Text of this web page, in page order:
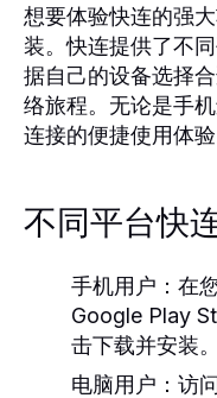
想要体验快连的强
装。快连提供了不
据自己的设备选择
络旅程。无论是手
连接的便捷使用体验
不同平台快
手机用户： 在
Google Play
击下载并安装。
电脑用户： 访